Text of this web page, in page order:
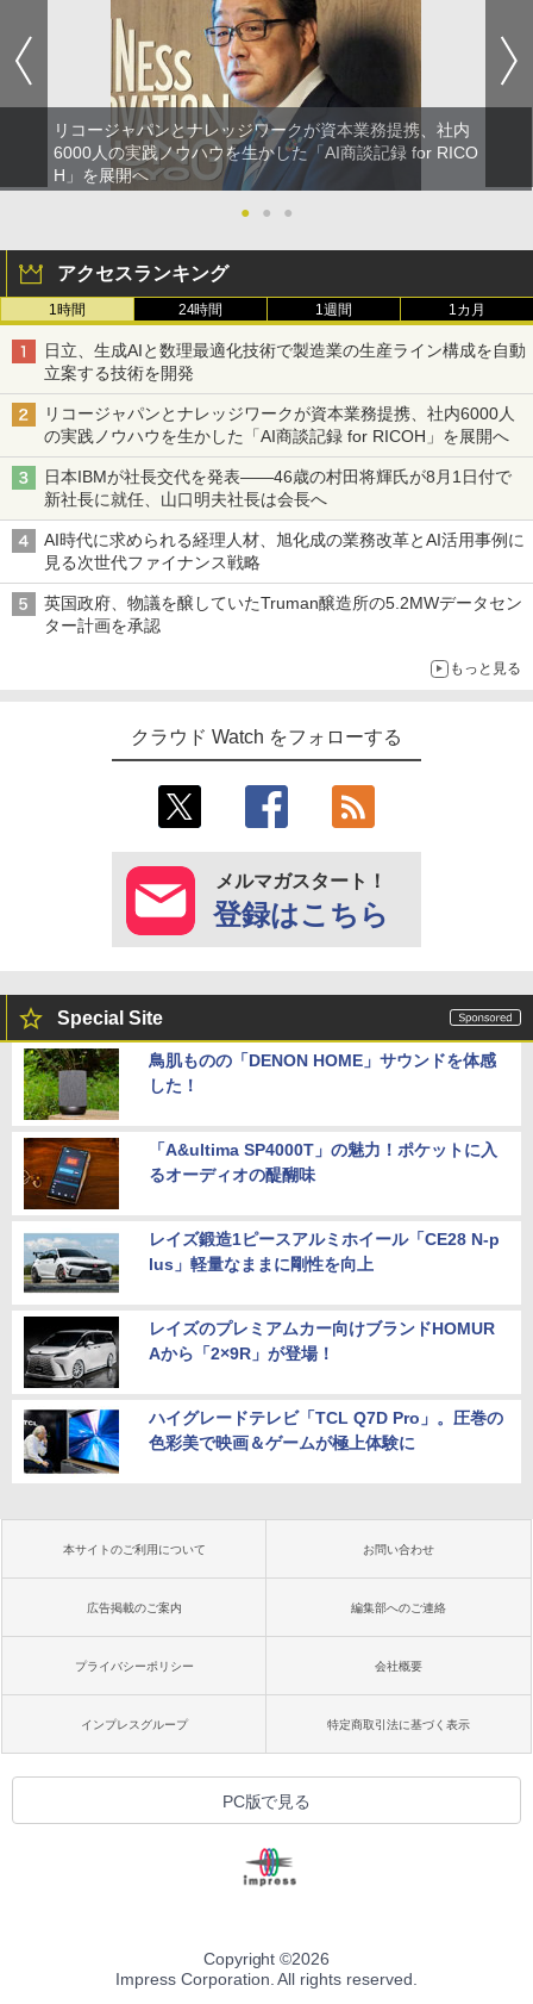
リコージャパンとナレッジワークが資本業務提携、社内
6000人の実践ノウハウを生かした「AI商談記録 for RICO
H」を展開へ
●
● ●
アクセスランキング
1時間 24時間 1週間 1カ月
日立、生成AIと数理最適化技術で製造業の生産ライン構成を自動
立案する技術を開発
リコージャパンとナレッジワークが資本業務提携、社内6000人
の実践ノウハウを生かした「AI商談記録 for RICOH」を展開へ
日本IBMが社長交代を発表――46歳の村田将輝氏が8月1日付で
新社長に就任、山口明夫社長は会長へ
AI時代に求められる経理人材、旭化成の業務改革とAI活用事例に
見る次世代ファイナンス戦略
英国政府、物議を醸していたTruman醸造所の5.2MWデータセン
ター計画を承認
もっと見る
クラウド Watch をフォローする
メルマガスタート！
登録はこちら
Special Site
鳥肌ものの「DENON HOME」サウンドを体感
した！
「A&ultima SP4000T」の魅力！ポケットに入
るオーディオの醍醐味
レイズ鍛造1ピースアルミホイール「CE28 N-p
lus」軽量なままに剛性を向上
レイズのプレミアムカー向けブランドHOMUR
Aから「2×9R」が登場！
ハイグレードテレビ「TCL Q7D Pro」。圧巻の
色彩美で映画＆ゲームが極上体験に
本サイトのご利用について お問い合わせ
広告掲載のご案内 編集部へのご連絡
プライバシーポリシー 会社概要
インプレスグループ 特定商取引法に基づく表示
PC版で見る
Copyright ©2026
Impress Corporation. All rights reserved.